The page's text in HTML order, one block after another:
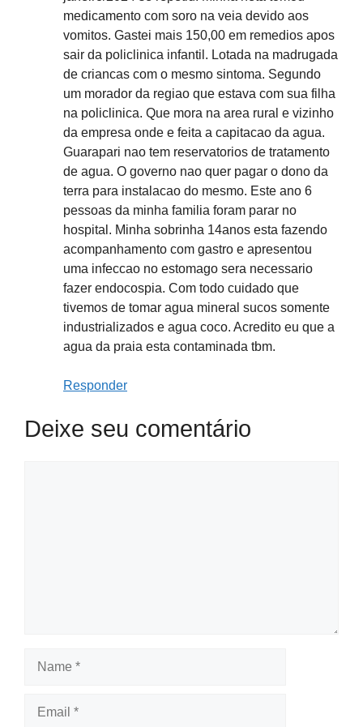
medicamento com soro na veia devido aos
vomitos. Gastei mais 150,00 em remedios apos
sair da policlinica infantil. Lotada na madrugada
de criancas com o mesmo sintoma. Segundo
um morador da regiao que estava com sua filha
na policlinica. Que mora na area rural e vizinho
da empresa onde e feita a capitacao da agua.
Guarapari nao tem reservatorios de tratamento
de agua. O governo nao quer pagar o dono da
terra para instalacao do mesmo. Este ano 6
pessoas da minha familia foram parar no
hospital. Minha sobrinha 14anos esta fazendo
acompanhamento com gastro e apresentou
uma infeccao no estomago sera necessario
fazer endocospia. Com todo cuidado que
tivemos de tomar agua mineral sucos somente
industrializados e agua coco. Acredito eu que a
agua da praia esta contaminada tbm.
Responder
Deixe seu comentário